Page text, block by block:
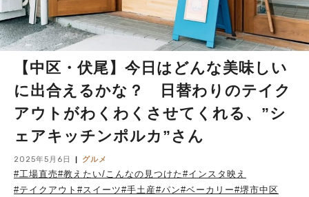
【中区・伏尾】今日はどんな美味しい
に出合えるかな？ 日替わりのテイク
アウトがわくわくさせてくれる、”シ
ェアキッチンポルカ”さん
2025年5月6日 グルメ
#工場直売#教えたい/こんなの見つけた#インスタ映え
#テイクアウト #スイーツ#手土産#パン#ベーカリー#堺市中区